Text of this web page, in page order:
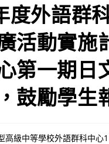
度外語群
活動實施
第一期日
鼓勵學生
高級中等學校外語群科中心